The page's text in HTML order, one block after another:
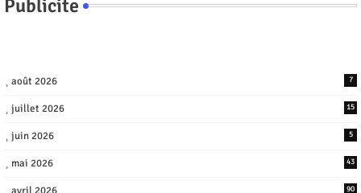
Publicite
août 2026 7
juillet 2026 15
juin 2026 5
mai 2026 43
avril 2026 90